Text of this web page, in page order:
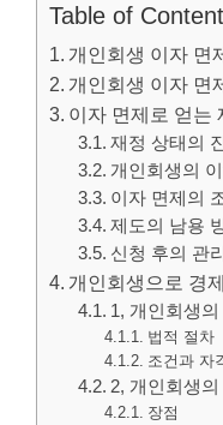
Table of
개인회생 이자 면
개인회생 이자 면
이자 면제로 얻는
재정 상태의
개인회생의
이자 면제의
제도의 남용
신청 후의 관
개인회생으로 경
1, 개인회생의
법적 절차
조건과 자
2, 개인회생
장점